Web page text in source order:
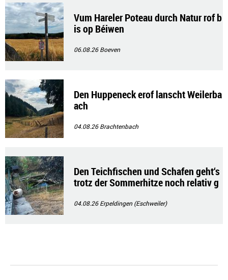
Vum Hareler Poteau durch Natur rof b
is op Béiwen
06.08.26Boeven
Den Huppeneck erof lanscht Weilerba
ach
04.08.26Brachtenbach
Den Teichfischen und Schafen geht‘s
trotz der Sommerhitze noch relativ g
04.08.26Erpeldingen (Eschweiler)